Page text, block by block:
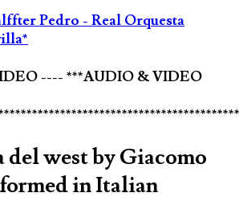
Pedro - Real Orquesta
---- ***AUDIO & VIDEO
west by Giacomo
in Italian